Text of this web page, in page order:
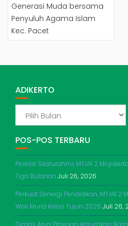
Generasi Muda bersama
Penyuluh Agama Islam
Kec. Pacet
ADIKERTO
POS-POS TERBARU
Pererat Silaturahmi, MTsN 2
Tiga Bulanan Juli 26, 2026
Perkuat Senergi Pendidikan, MTsN 2
Wali Murid Kelas Tujuh 2026 Juli 26,
Dimas Arya Prayoga Harumkan